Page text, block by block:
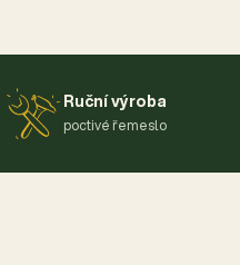
Ruční výroba
poctivé řemeslo